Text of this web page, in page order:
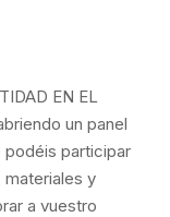
EN EL
un panel
podéis participar
y
a vuestro